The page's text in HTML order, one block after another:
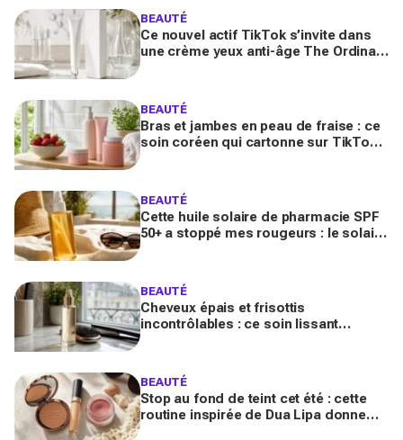
BEAUTÉ
Ce nouvel actif TikTok s’invite dans
une crème yeux anti-âge The Ordinary
BEAUTÉ
Bras et jambes en peau de fraise : ce
soin coréen qui cartonne sur TikTok
BEAUTÉ
Cette huile solaire de pharmacie SPF
50+ a stoppé mes rougeurs : le solaire
BEAUTÉ
Cheveux épais et frisottis
incontrôlables : ce soin lissant
BEAUTÉ
Stop au fond de teint cet été : cette
routine inspirée de Dua Lipa donne